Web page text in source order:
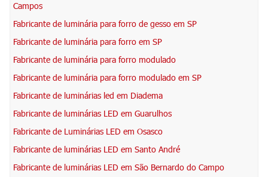
Campos
Fabricante de luminária para forro de gesso em SP
Fabricante de luminária para forro em SP
Fabricante de luminária para forro modulado
Fabricante de luminária para forro modulado em SP
Fabricante de luminárias led em Diadema
Fabricante de luminárias LED em Guarulhos
Fabricante de Luminárias LED em Osasco
Fabricante de luminárias LED em Santo André
Fabricante de luminárias LED em São Bernardo do Campo